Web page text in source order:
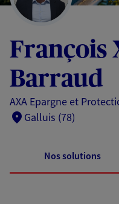
François
Barraud
AXA Epargne et
Galluis (78)
Nos solutions